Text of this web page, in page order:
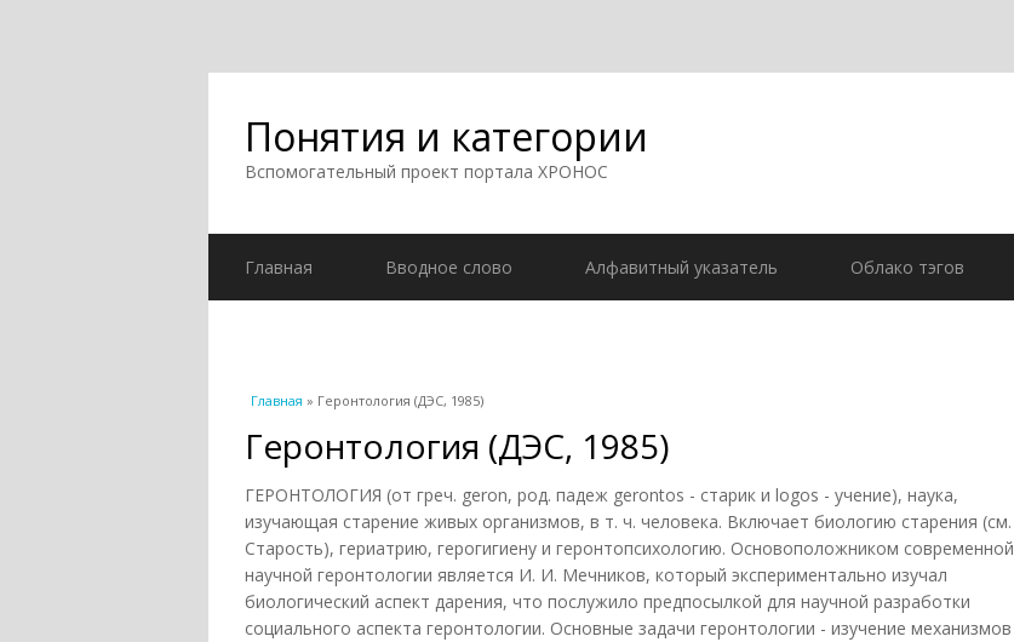
Понятия и категории
Вспомогательный проект портала ХРОНОС
Главная Вводное слово Алфавитный указатель Облако тэгов
Вы здесь
Главная » Геронтология (ДЭС, 1985)
Геронтология (ДЭС, 1985)
ГЕРОНТОЛОГИЯ (от греч. geron, род. падеж gerontos - старик и logos - учение), наука,
изучающая старение живых организмов, в т. ч. человека. Включает биологию старения (см.
Старость), гериатрию, герогигиену и геронтопсихологию. Основоположником современной
научной геронтологии является И. И. Мечников, который экспериментально изучал
биологический аспект дарения, что послужило предпосылкой для научной разработки
социального аспекта геронтологии. Основные задачи геронтологии - изучение механизмов